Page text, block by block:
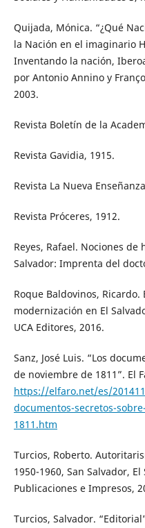
Quijada, Mónica. “¿Qué
la Nación en el imaginario
Inventando la nación,
por Antonio Annino y
2003.
Revista Boletín de la
Revista Gavidia, 1915.
Revista La Nueva
Revista Próceres, 1912.
Reyes, Rafael. Nociones de
Salvador: Imprenta del
Roque Baldovinos,
modernización en El
UCA Editores, 2016.
Sanz, José Luis. “Los
de noviembre de 1811”. El
https://elfaro.net/es/
documentos-secretos-
1811.htm
Turcios, Roberto.
1950-1960, San Salvador,
Publicaciones e Impresos,
Turcios, Salvador.